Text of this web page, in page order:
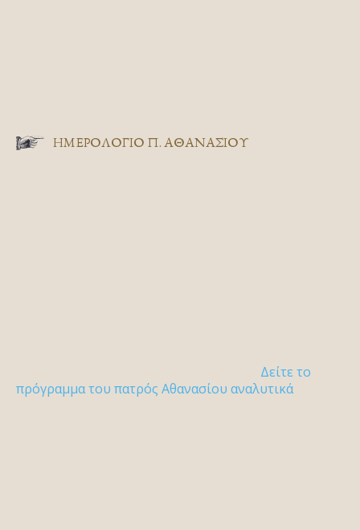
ΗΜΕΡΟΛΟΓΙΟ Π. ΑΘΑΝΑΣΙΟΥ
Δείτε το
πρόγραμμα του πατρός Αθανασίου αναλυτικά